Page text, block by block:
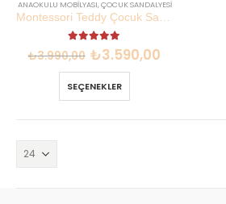
ANAOKULU MOBILYASI,ÇOCUK SANDALYESI
5.00out of 5
₺3.990,00 ₺3.590,00
SEÇENEKLER